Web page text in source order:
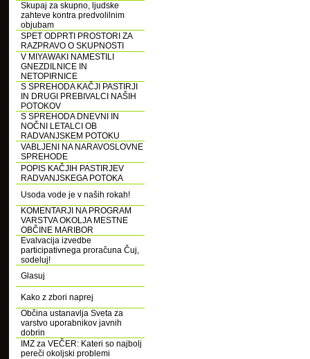
Skupaj za skupno, ljudske
zahteve kontra predvolilnim
objubam
SPET ODPRTI PROSTORI ZA
RAZPRAVO O SKUPNOSTI
V MIYAWAKI NAMESTILI
GNEZDILNICE IN
NETOPIRNICE
S SPREHODA KAČJI PASTIRJI
IN DRUGI PREBIVALCI NAŠIH
POTOKOV
S SPREHODA DNEVNI IN
NOČNI LETALCI OB
RADVANJSKEM POTOKU
VABLJENI NA NARAVOSLOVNE
SPREHODE
POPIS KAČJIH PASTIRJEV
RADVANJSKEGA POTOKA
Usoda vode je v naših rokah!
KOMENTARJI NA PROGRAM
VARSTVA OKOLJA MESTNE
OBČINE MARIBOR
Evalvacija izvedbe
participativnega proračuna Čuj,
sodeluj!
Glasuj
Kako z zbori naprej
Občina ustanavlja Sveta za
varstvo uporabnikov javnih
dobrin
IMZ za VEČER: Kateri so najbolj
pereči okoljski problemi